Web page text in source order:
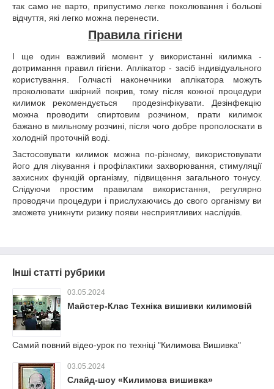
так само не варто, припустимо легке поколювання і больові
відчуття, які легко можна перенести.
Правила гігієни
І ще один важливий момент у використанні килимка -
дотримання правил гігієни. Аплікатор - засіб індивідуального
користування. Голчасті наконечники аплікатора можуть
проколювати шкірний покрив, тому після кожної процедури
килимок рекомендується продезінфікувати. Дезінфекцію
можна проводити спиртовим розчином, прати килимок
бажано в мильному розчині, після чого добре прополоскати в
холодній проточній воді.
Застосовувати килимок можна по-різному, використовувати
його для лікування і профілактики захворювання, стимуляції
захисних функцій організму, підвищення загального тонусу.
Слідуючи простим правилам використання, регулярно
проводячи процедури і прислухаючись до свого організму ви
зможете уникнути ризику появи несприятливих наслідків.
Інші статті рубрики
03.05.2024
Майстер-Клас Техніка вишивки килимовій
Самий повний відео-урок по техніці "Килимова Вишивка"
03.05.2024
Слайд-шоу «Килимова вишивка»